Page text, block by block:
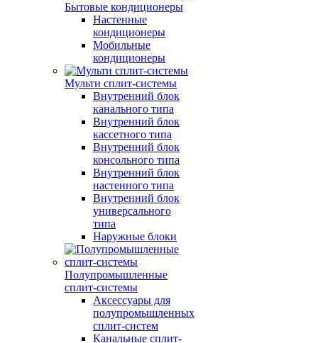
Бытовые кондиционеры
Настенные
кондиционеры
Мобильные
кондиционеры
Мульти сплит-системы
Внутренний блок
канального типа
Внутренний блок
кассетного типа
Внутренний блок
консольного типа
Внутренний блок
настенного типа
Внутренний блок
универсального
типа
Наружные блоки
Полупромышленные
сплит-системы
Аксессуары для
полупромышленных
сплит-систем
Канальные сплит-